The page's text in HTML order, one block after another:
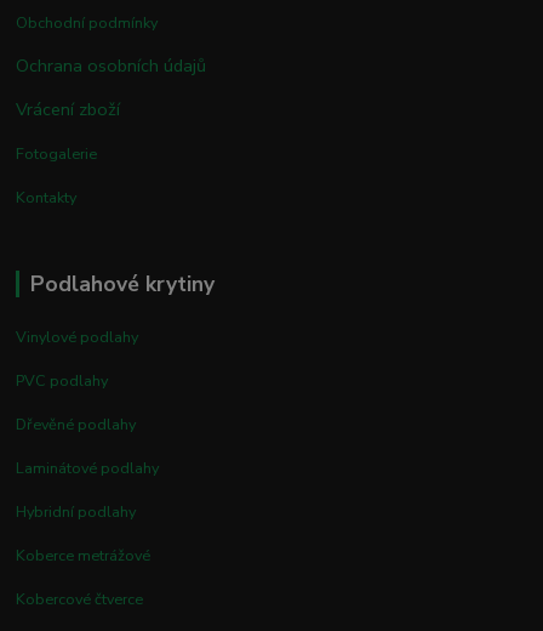
Obchodní podmínky
Ochrana osobních údajů
Vrácení zboží
Fotogalerie
Kontakty
Podlahové krytiny
Vinylové podlahy
PVC podlahy
Dřevěné podlahy
Laminátové podlahy
Hybridní podlahy
Koberce metrážové
Kobercové čtverce